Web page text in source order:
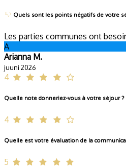
Quels sont les points négatifs de votre
Les parties communes ont
A
Arianna M.
juuni 2026
4
Quelle note donneriez-vous à votre séjour ?
4
Quelle est votre évaluation de la
5